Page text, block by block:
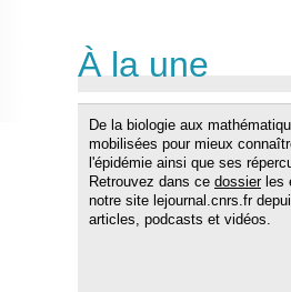
À la une
De la biologie aux
mobilisées pour mieux
l'épidémie ainsi que ses
Retrouvez dans ce dossierles
notre site lejournal.cnrs.fr
articles, podcasts et vidéos.